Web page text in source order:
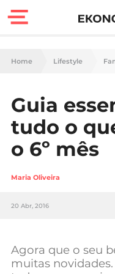
Finanças
Carreira
Casa
Lifestyle
Sociedade
Negócios
Home Lifestyle
Guia
tudo o
o 6º mês
Maria Oliveira
20 Abr, 2016
Agora que o seu
muitas